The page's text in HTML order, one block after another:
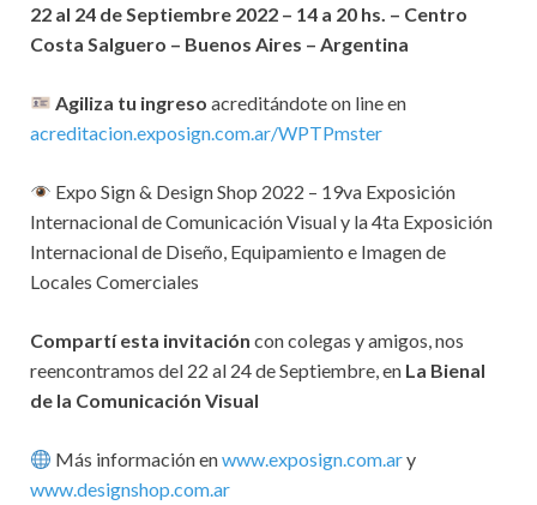
e
o
o
k
itt
er
ai at
A
p
p
ke
n
22 al 24 de Septiembre 2022 – 14 a 20 hs. – Centro
Costa Salguero – Buenos Aires – Argentina
Agiliza tu ingreso acreditándote on line en
acreditacion.exposign.com.ar/WPTPmster
Expo Sign & Design Shop 2022 – 19va Exposición
Internacional de Comunicación Visual y la 4ta Exposición
Internacional de Diseño, Equipamiento e Imagen de
Locales Comerciales
Compartí esta invitación con colegas y amigos, nos
reencontramos del 22 al 24 de Septiembre, en La Bienal
de la Comunicación Visual
Más información enwww.exposign.com.ary
www.designshop.com.ar